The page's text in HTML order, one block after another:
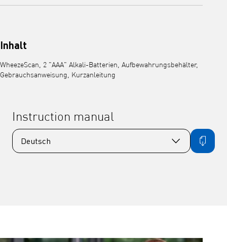
Inhalt
WheezeScan, 2 "AAA" Alkali-Batterien, Aufbewahrungsbehälter,
Gebrauchsanweisung, Kurzanleitung
Instruction manual